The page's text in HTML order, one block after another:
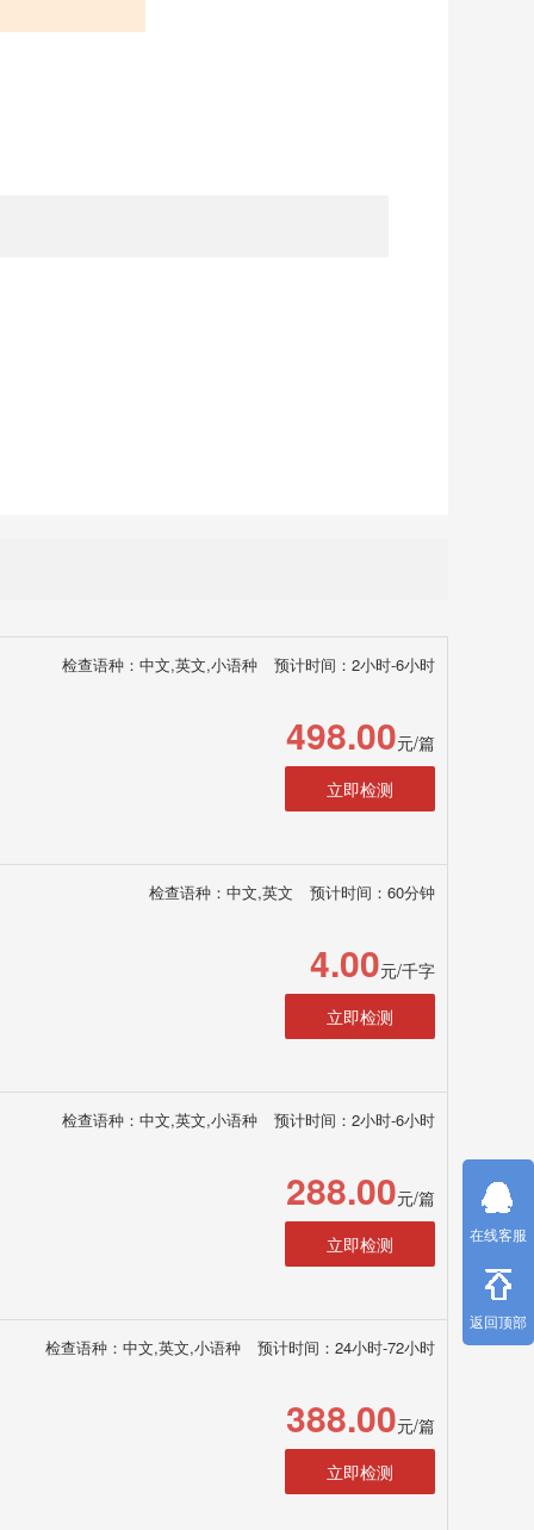
检查语种：中文,英文,小语种 预计时间：2小时-6小时
498.00元/篇
立即检测
检查语种：中文,英文 预计时间：60分钟
4.00元/千字
立即检测
检查语种：中文,英文,小语种 预计时间：2小时-6小时
288.00元/篇
立即检测
检查语种：中文,英文,小语种 预计时间：24小时-72小时
388.00元/篇
立即检测
在线客服
返回顶部